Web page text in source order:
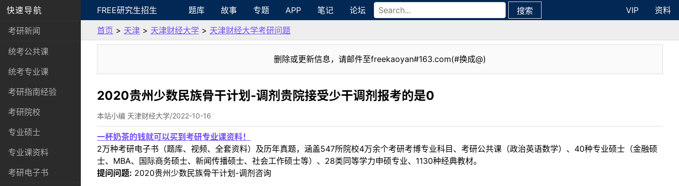
快速导航
考研新闻
统考公共课
统考专业课
考研指南经验
考研院校
专业硕士
专业课资料
考研电子书
FREE研究生招生 题库 故事 专题 APP 笔记 论坛 搜索 VIP
资料
首页 > 天津 > 天津财经大学 > 天津财经大学考研问题
删除或更新信息，请邮件至freekaoyan#163.com(#换成@)
2020贵州少数民族骨干计划-调剂贵院接受少干调剂报考的是0
本站小编 天津财经大学/2022-10-16
一杯奶茶的钱就可以买到考研专业课资料！
2万种考研电子书（题库、视频、全套资料）及历年真题，涵盖547所院校4万余个考研考博专业科目、考研公共课（政治英语数学）、40种专业硕士（金融硕
士、MBA、国际商务硕士、新闻传播硕士、社会工作硕士等）、28类同等学力申硕专业、1130种经典教材。
提问问题: 2020贵州少数民族骨干计划-调剂咨询